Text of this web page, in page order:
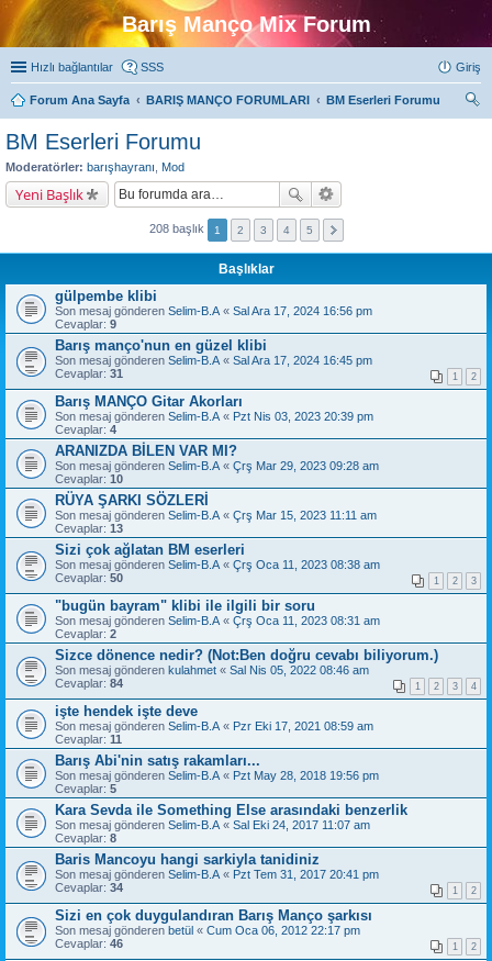
Barış Manço Mix Forum
Hızlı bağlantılar SSS Giriş
Forum Ana Sayfa BARIŞ MANÇO FORUMLARI
BM Eserleri Forumu
BM Eserleri Forumu
Moderatörler: barışhayranı Mod
Yeni Başlık
208 başlık 1 2 3 4 5
Başlıklar
gülpembe klibi
Son mesaj gönderen Selim-B.A « Sal Ara 17, 2024 16:56 pm
Cevaplar: 9
Barış manço'nun en güzel klibi
Son mesaj gönderen Selim-B.A « Sal Ara 17, 2024 16:45 pm
Cevaplar: 31 1 2
Barış MANÇO Gitar Akorları
Son mesaj gönderen Selim-B.A « Pzt Nis 03, 2023 20:39 pm
Cevaplar: 4
ARANIZDA BİLEN VAR MI?
Son mesaj gönderen Selim-B.A « Çrş Mar 29, 2023 09:28 am
Cevaplar: 10
RÜYA ŞARKI SÖZLERİ
Son mesaj gönderen Selim-B.A « Çrş Mar 15, 2023 11:11 am
Cevaplar: 13
Sizi çok ağlatan BM eserleri
Son mesaj gönderen Selim-B.A « Çrş Oca 11, 2023 08:38 am
Cevaplar: 50 1 2 3
"bugün bayram" klibi ile ilgili bir soru
Son mesaj gönderen Selim-B.A « Çrş Oca 11, 2023 08:31 am
Cevaplar: 2
Sizce dönence nedir? (Not:Ben doğru cevabı biliyorum.)
Son mesaj gönderen kulahmet « Sal Nis 05, 2022 08:46 am
Cevaplar: 84 1 2 3 4
işte hendek işte deve
Son mesaj gönderen Selim-B.A « Pzr Eki 17, 2021 08:59 am
Cevaplar: 11
Barış Abi'nin satış rakamları...
Son mesaj gönderen Selim-B.A « Pzt May 28, 2018 19:56 pm
Cevaplar: 5
Kara Sevda ile Something Else arasındaki benzerlik
Son mesaj gönderen Selim-B.A « Sal Eki 24, 2017 11:07 am
Cevaplar: 8
Baris Mancoyu hangi sarkiyla tanidiniz
Son mesaj gönderen Selim-B.A « Pzt Tem 31, 2017 20:41 pm
Cevaplar: 34 1 2
Sizi en çok duygulandıran Barış Manço şarkısı
Son mesaj gönderen betül « Cum Oca 06, 2012 22:17 pm
Cevaplar: 46 1 2